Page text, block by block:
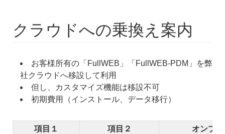
クラウドへの乗換え案内
お客様所有の「FullWEB」「FullWEB-PDM」を弊
社クラウドへ移設して利用
但し、カスタマイズ機能は移設不可
初期費用（インストール、データ移行）
項目１ 項目２ オンプ